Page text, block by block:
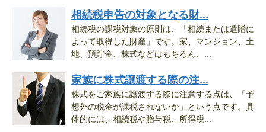
相続税申告の対象となる財...
相続税の課税対象の原則は、「相続または遺贈に
よって取得した財産」です。家、マンション、土
地、預貯金、株式などはもちろん、...
家族に株式譲渡する際の注...
株式をご家族に譲渡する際に注意する点は、「予
想外の税金が課税されないか」という点です。具
体的には、相続税や贈与税、所得税...